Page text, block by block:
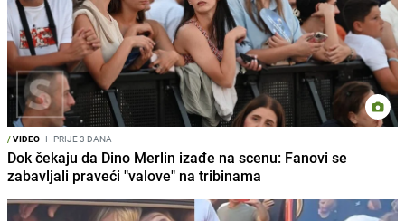
/VIDEO I PRIJE 3 DANA
Dok čekaju da Dino Merlin izađe na scenu: Fanovi se
zabavljali praveći "valove" na tribinama